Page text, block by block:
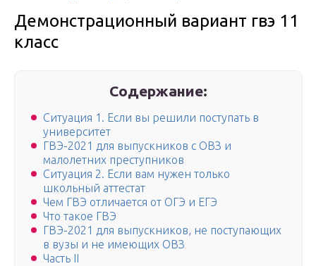
Демонстрационный вариант гвэ 11
класс
Содержание:
Ситуация 1. Если вы решили поступать в
университет
ГВЭ-2021 для выпускников с ОВЗ и
малолетних преступников
Ситуация 2. Если вам нужен только
школьный аттестат
Чем ГВЭ отличается от ОГЭ и ЕГЭ
Что такое ГВЭ
ГВЭ-2021 для выпускников, не поступающих
в вузы и не имеющих ОВЗ
Часть II